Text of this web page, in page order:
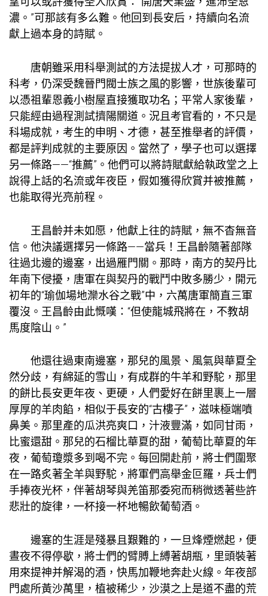
濃。”可那該有多么難。他回到長安后，持續向名流
獻上過本身的詩賦。
唐朝雖采用科舉測試的方法提拔人才，可那時的
科考，仍深受魏晉門閥士族之風的影響，世族後輩可
以憑祖輩恩義小樹屋直接獲取功名；平常人家後輩，
只能經由過程測試擠陽關道。況且考官看的，不只是
科場成就，考生的申明、才德，甚至推舉者的評價，
都是評判成就的主要原因。當然了，學子也可以選擇
另一條路——“推薦”。他們可以將詩賦獻給執政堂之上
說得上話的名流或年夜臣，假如獲得欣賞并被推薦，
也能取得光亮前程。
王昌齡并未如愿，他獻上往的詩賦，無不杳無音
信。他決議選擇另一條路——當兵！王昌齡隨著部隊
往過北邊的邊塞，出過雁門關。那時，南方的契丹比
年南下侵擾，唐軍在與契丹的戰鬥中敗多勝少，開元
初年的“瑜伽場地灤水谷之戰”中，六萬唐軍簡直三軍
覆沒。王昌齡由此慨嘆：“但使龍城飛將在，不教胡
馬度陰山。”
他還往過東南邊塞，那兒的風景、風氣與華夏全
然分歧，有綿延的雪山，有成群的牛羊和野駝，那里
的餅比長安更年夜、更硬，人們愛好在餅里裹上一層
厚厚的羊肉餡，相似于長安的“古樓子”，滋味極端噴
鼻美。那里產的瓜洪亮爽口，汁液豐滿，如同甘雨，
比蜜還甜。那兒的石榴比華夏的甜，葡萄比華夏的年
夜，葡萄瓊漿多到喝不完。每回開赴前，將士們圍聚
在一路炙著全羊與野駝，將軍們高舉金叵羅，兵士們
手捧夜光杯，伴著胡琴與羌笛那委宛而稍微透著些許
悲壯的旋律，一杯接一杯地暢飲葡萄酒。
邊塞的生涯是殘暴且艱難的，一旦烽煙燃起，便
晝夜不得停歇，將士們的臂膊上縛著胡瓶，里頭裝著
用來提神并解渴的酒，快馬加鞭地奔赴火線。年夜部
門處所黃沙萬里，植被稀少，沙漠之上是道不盡的荒